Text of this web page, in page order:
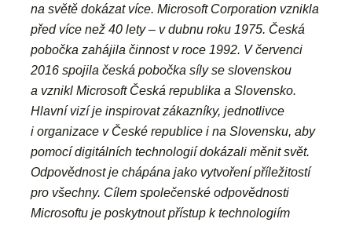
na světě dokázat více. Microsoft Corporation vznikla
před více než 40 lety – v dubnu roku 1975. Česká
pobočka zahájila činnost v roce 1992. V červenci
2016 spojila česká pobočka síly se slovenskou
a vznikl Microsoft Česká republika a Slovensko.
Hlavní vizí je inspirovat zákazníky, jednotlivce
i organizace v České republice i na Slovensku, aby
pomocí digitálních technologií dokázali měnit svět.
Odpovědnost je chápána jako vytvoření příležitostí
pro všechny. Cílem společenské odpovědnosti
Microsoftu je poskytnout přístup k technologiím